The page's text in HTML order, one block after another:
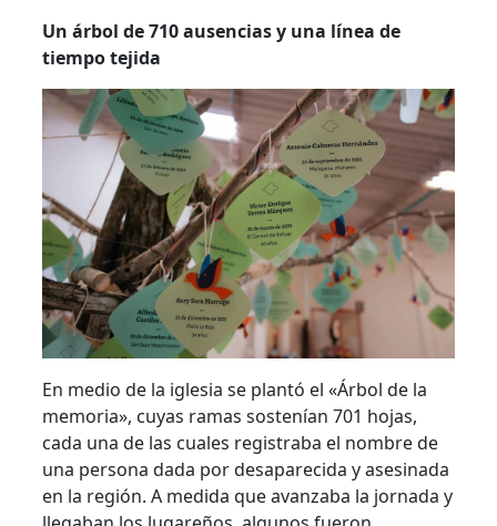
Un árbol de 710 ausencias y una línea de
tiempo tejida
En medio de la iglesia se plantó el «Árbol de la
memoria», cuyas ramas sostenían 701 hojas,
cada una de las cuales registraba el nombre de
una persona dada por desaparecida y asesinada
en la región. A medida que avanzaba la jornada y